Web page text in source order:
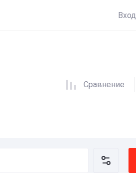
Вход
Сравнение